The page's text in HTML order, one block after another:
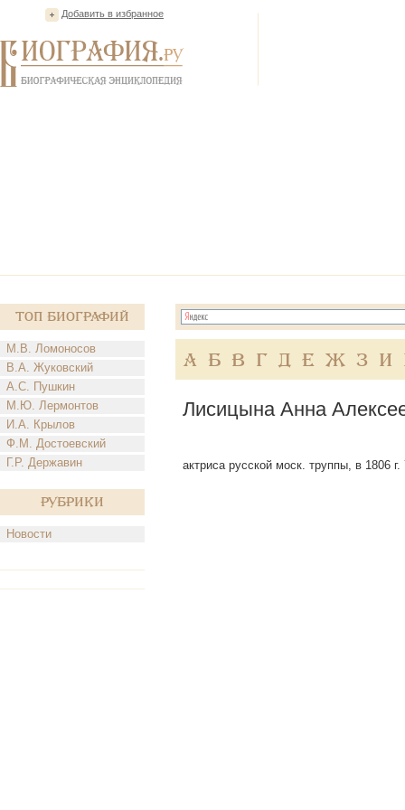
Добавить в избранное
Топ Биографий
М.В. Ломоносов
В.А. Жуковский
А.С. Пушкин
М.Ю. Лермонтов
И.А. Крылов
Ф.М. Достоевский
Г.Р. Державин
Рубрики
Новости
А Б В Г Д Е Ж З И
Лисицына Анна
актриса русской моск. труппы, в 1806